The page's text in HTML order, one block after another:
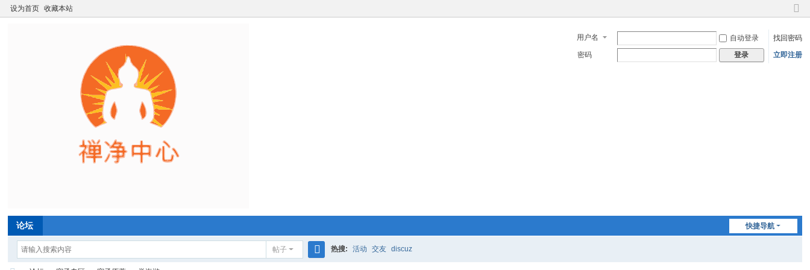
设为首页 收藏本站
切
到
窄
用户名 自动登录
找回密码
密码
登录 立即注册
快捷导航
论坛
帖子 热搜: 活动 交友 discuz